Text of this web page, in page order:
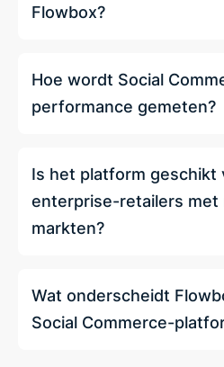
Flowbox?
Hoe wordt Social
performance gemeten?
Is het platform geschikt
enterprise-retailers met
markten?
Wat onderscheidt
Social Commerce-